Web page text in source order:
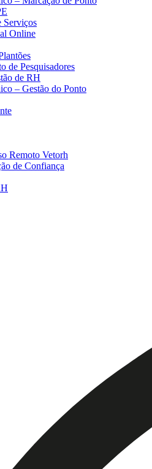
Serviços
Online
de Pesquisadores
de RH
– Gestão do Ponto
Remoto Vetorh
de Confiança